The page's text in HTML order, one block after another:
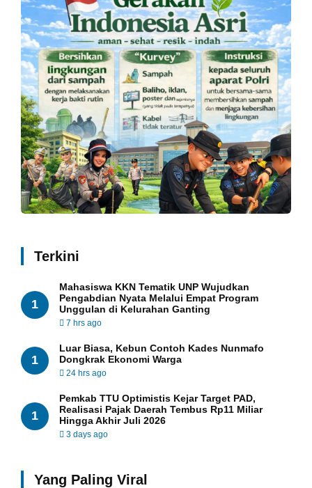
Terkini
1
Mahasiswa KKN Tematik UNP Wujudkan
Pengabdian Nyata Melalui Empat Program
Unggulan di Kelurahan Ganting
7 hrs ago
1
Luar Biasa, Kebun Contoh Kades Nunmafo
Dongkrak Ekonomi Warga
24 hrs ago
1
Pemkab TTU Optimistis Kejar Target PAD,
Realisasi Pajak Daerah Tembus Rp11 Miliar
Hingga Akhir Juli 2026
3 days ago
Yang Paling Viral